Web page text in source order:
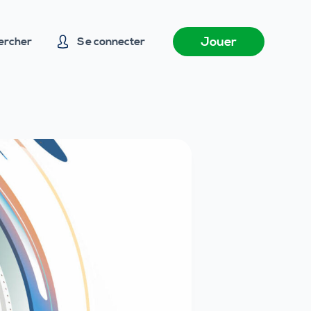
Se connecter Jouer